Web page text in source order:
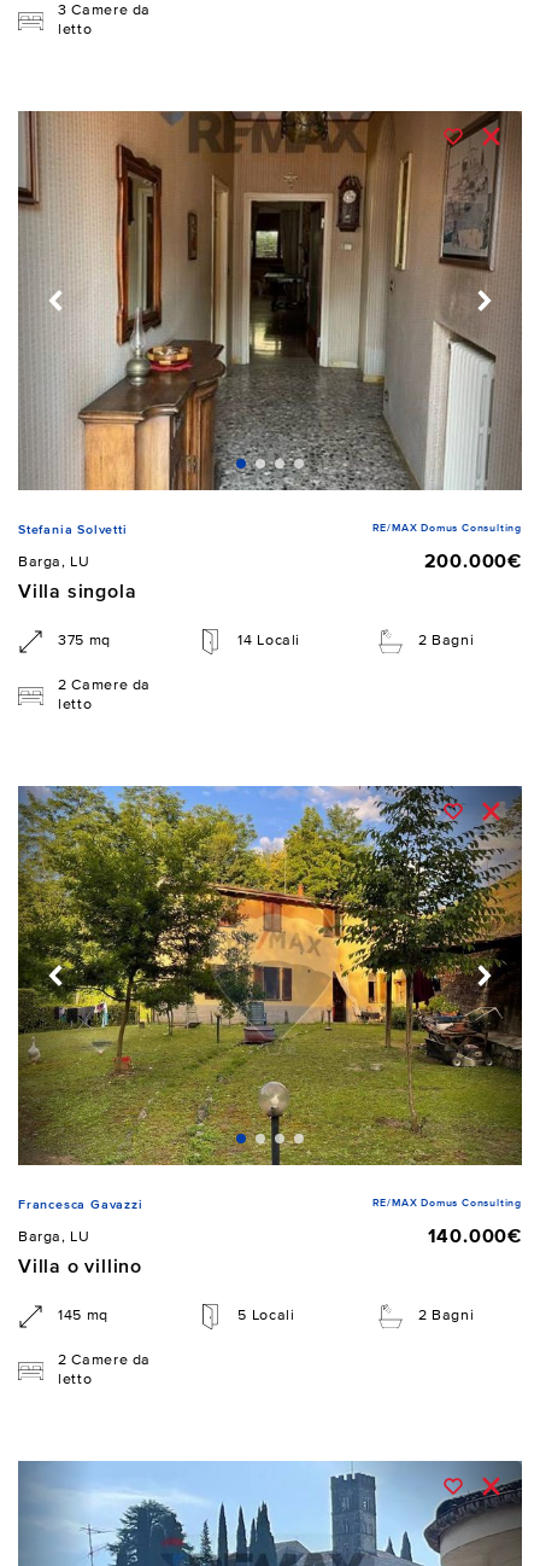
3 Camere da
letto
Stefania Solvetti RE/MAX Domus Consulting
Barga, LU
200.000€
Villa singola
375 mq 14 Locali 2 Bagni
2 Camere da
letto
Francesca Gavazzi RE/MAX Domus Consulting
Barga, LU
140.000€
Villa o villino
145 mq 5 Locali 2 Bagni
2 Camere da
letto